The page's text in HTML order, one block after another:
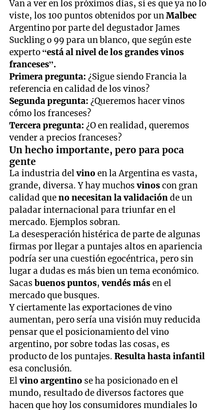
Van a ver en los próximos días, si es que ya no lo
viste, los 100 puntos obtenidos por unMalbec
Argentino por parte del degustador James
Suckling o 99 para un blanco, que según este
experto“está al nivel de los grandes vinos
franceses”.
Primera pregunta: ¿Sigue siendo Francia la
referencia en calidad de los vinos?
Segunda pregunta: ¿Queremos hacer vinos
cómo los franceses?
Tercera pregunta: ¿O en realidad, queremos
vender a precios franceses?
Un hecho importante, pero para poca
gente
La industria delvinoen la Argentina es vasta,
grande, diversa. Y hay muchosvinoscon gran
calidad queno necesitan la validaciónde un
paladar internacional para triunfar en el
mercado. Ejemplos sobran.
La desesperación histérica de parte de algunas
firmas por llegar a puntajes altos en apariencia
podría ser una cuestión egocéntrica, pero sin
lugar a dudas es más bien un tema económico.
Sacasbuenos puntos,vendés másen el
mercado que busques.
Y ciertamente las exportaciones de vino
aumentan, pero sería una visión muy reducida
pensar que el posicionamiento del vino
argentino, por sobre todas las cosas, es
producto de los puntajes.Resulta hasta infantil
esa conclusión.
Elvino argentino se ha posicionado en el
mundo, resultado de diversos factores que
hacen que hoy los consumidores mundiales lo